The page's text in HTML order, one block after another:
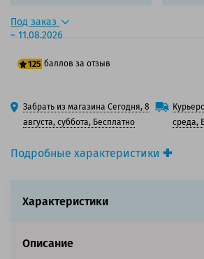
Подробные характеристики
Вид товара:Картридж лазерный
Ресурс:20 000 страниц формата А4
Под заказ
~ 11.08.2026
125 баллов за отзыв
100 баллов
125 баллов
Забрать из магазина Сегодня, 8
августа, суббота, Бесплатно
среда,
Характеристики
Описание